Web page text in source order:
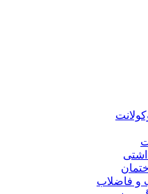
و فاضلاب